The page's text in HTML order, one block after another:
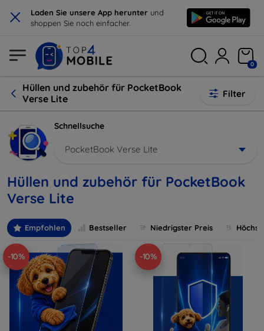
× Laden Sie unsere App herunter und
shoppen Sie noch einfacher.
0
Hüllen und zubehör für PocketBook
Verse Lite
Filter
Schnellsuche
PocketBook Verse Lite
Hüllen und zubehör für PocketBook
Verse Lite
Empfohlen Bestseller Niedrigster Preis
-10% -10%